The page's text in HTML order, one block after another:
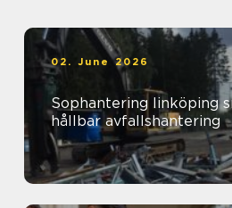
02. June 2026
Sophantering linköping smart, trygg och
hållbar avfallshantering